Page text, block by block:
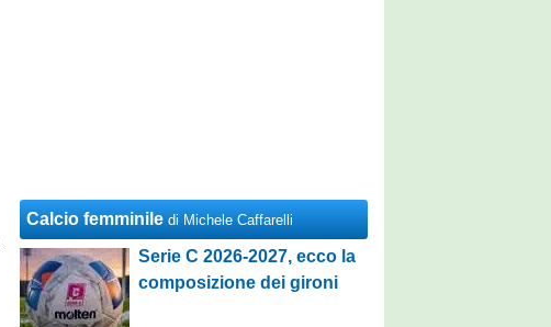
Calcio femminile di Michele Caffarelli
Serie C 2026-2027, ecco la
composizione dei gironi